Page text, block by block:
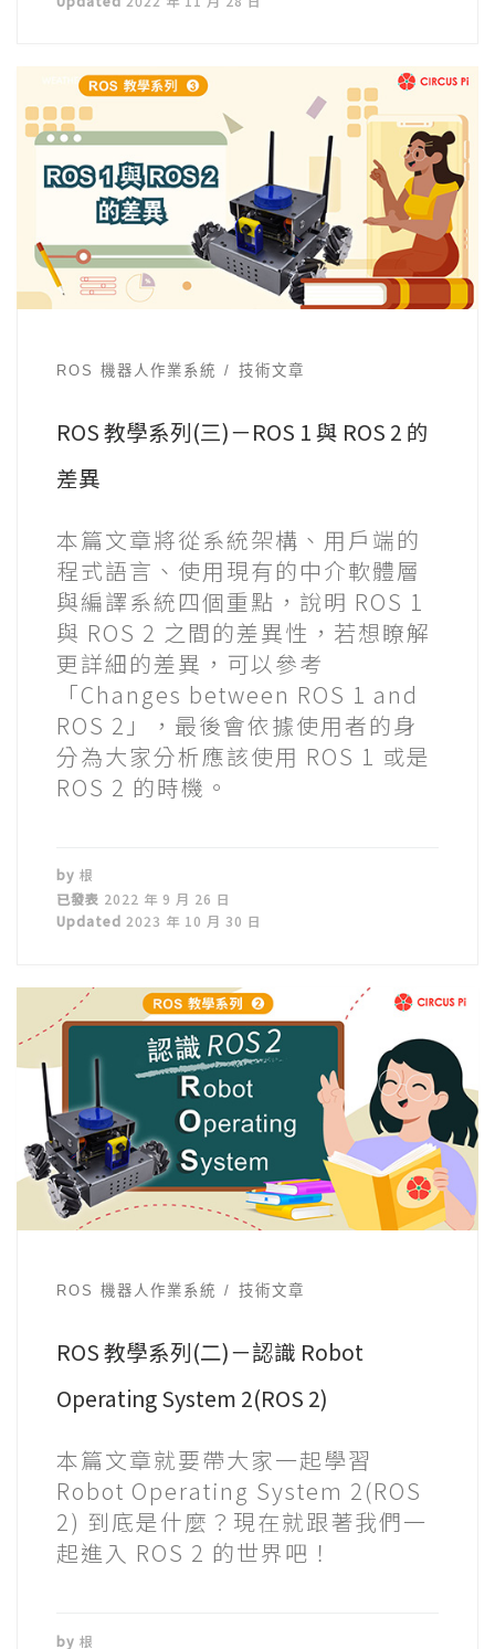
ROS 機器人作業系統 技術文章
ROS 教學系列(三)－ROS 1 與 ROS 2 的
差異
本篇文章將從系統架構、用戶端的
程式語言、使用現有的中介軟體層
與編譯系統四個重點，說明 ROS 1
與 ROS 2 之間的差異性，若想瞭解
更詳細的差異，可以參考
「Changes between ROS 1 and
ROS 2」，最後會依據使用者的身
分為大家分析應該使用 ROS 1 或是
ROS 2 的時機。
by 根
已發表 2022 年 9 月 26 日
Updated 2023 年 10 月 30 日
ROS 機器人作業系統 技術文章
ROS 教學系列(二)－認識 Robot
Operating System 2(ROS 2)
本篇文章就要帶大家一起學習
Robot Operating System 2(ROS
2) 到底是什麼？現在就跟著我們一
起進入 ROS 2 的世界吧！
by 根